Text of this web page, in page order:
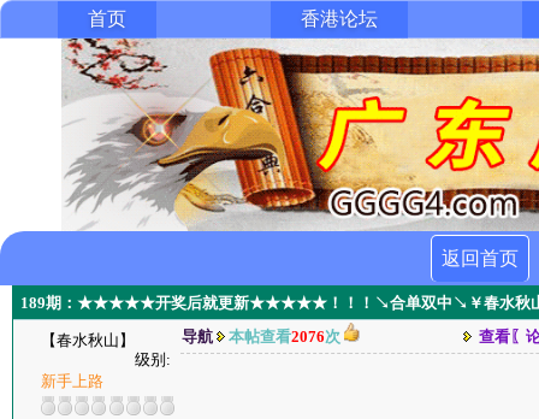
首页 香港论坛
返回首页
189期：★★★★★开奖后就更新★★★★★！！！↘合单双中↘￥春水秋
【春水秋山】
级别:
新手上路
导航 本帖查看2076次 查看〖